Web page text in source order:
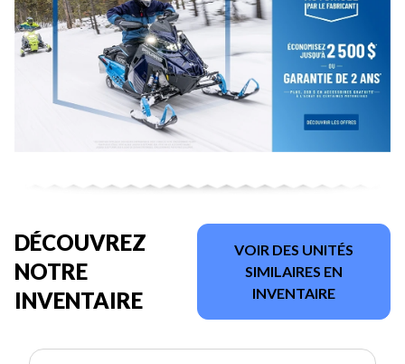
DÉCOUVREZ
NOTRE
INVENTAIRE
VOIR DES UNITÉS
SIMILAIRES EN
INVENTAIRE